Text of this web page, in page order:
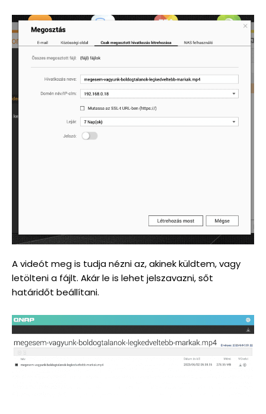
A videót meg is tudja nézni az, akinek küldtem, vagy
letölteni a fájlt. Akár le is lehet jelszavazni, sőt
határidőt beállítani.